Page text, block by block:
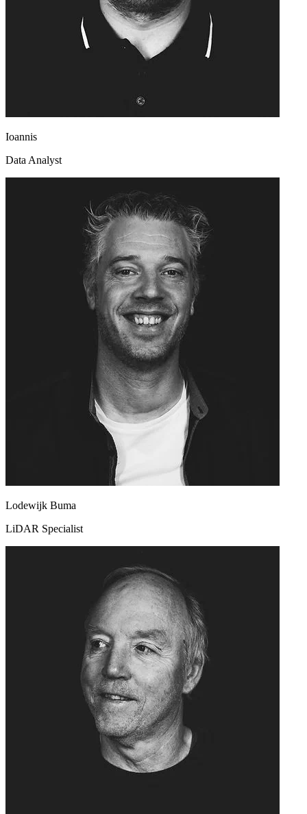
Ioannis
Data Analyst
Lodewijk Buma
LiDAR Specialist